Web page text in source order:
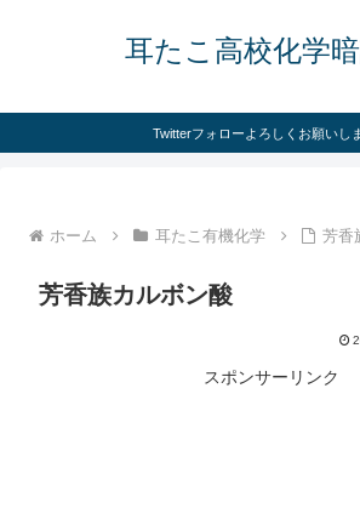
耳たこ高校化学
Twitterフォローよろしくお願いし
ホーム 耳たこ有機化学 芳香
芳香族カルボン酸
スポンサーリンク